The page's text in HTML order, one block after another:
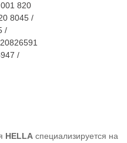
820
8045 /
/
/
HELLA специализируется на